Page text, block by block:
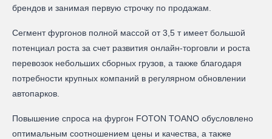
брендов и занимая первую строчку по продажам.
Сегмент фургонов полной массой от 3,5 т имеет большой
потенциал роста за счет развития онлайн-торговли и роста
перевозок небольших сборных грузов, а также благодаря
потребности крупных компаний в регулярном обновлении
автопарков.
Повышение спроса на фургон FOTON TOANO обусловлено
оптимальным соотношением цены и качества, а также